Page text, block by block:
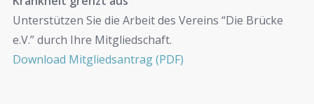
Unterstützen Sie die Arbeit des Vereins “Die Brücke
e.V.” durch Ihre Mitgliedschaft.
Download Mitgliedsantrag (PDF)